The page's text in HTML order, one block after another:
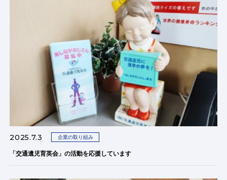
2025.7.3 企業の取り組み
「交通遺児育英会」の活動を応援しています